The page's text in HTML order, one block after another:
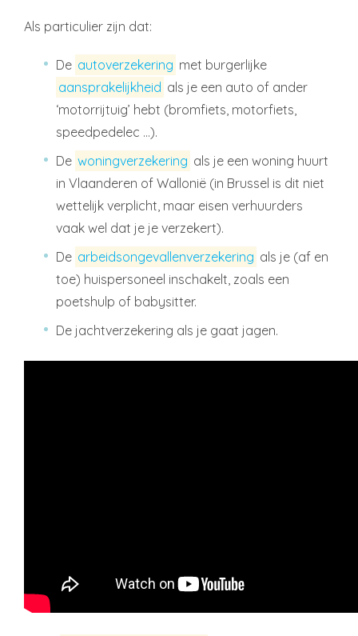
Als particulier zijn dat:
De autoverzekering met burgerlijke
aansprakelijkheid als je een auto of ander
‘motorrijtuig’ hebt (bromfiets, motorfiets,
speedpedelec …).
De woningverzekering als je een woning huurt
in Vlaanderen of Wallonië (in Brussel is dit niet
wettelijk verplicht, maar eisen verhuurders
vaak wel dat je je verzekert).
De arbeidsongevallenverzekering als je (af en
toe) huispersoneel inschakelt, zoals een
poetshulp of babysitter.
De jachtverzekering als je gaat jagen.